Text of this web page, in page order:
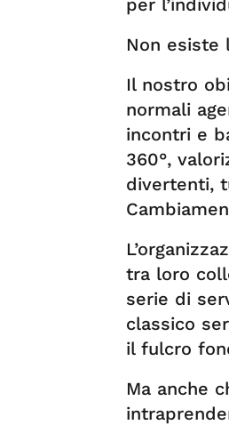
Non esiste
Il nostro
normali
incontri e
360°,
divertenti,
tra loro
serie di
classico
il fulcro
Ma anche